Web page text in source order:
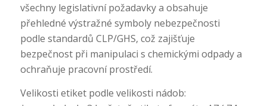
všechny legislativní požadavky a obsahuje
přehledné výstražné symboly nebezpečnosti
podle standardů CLP/GHS, což zajišťuje
bezpečnost při manipulaci s chemickými odpady a
ochraňuje pracovní prostředí.
Velikosti etiket podle velikosti nádob: